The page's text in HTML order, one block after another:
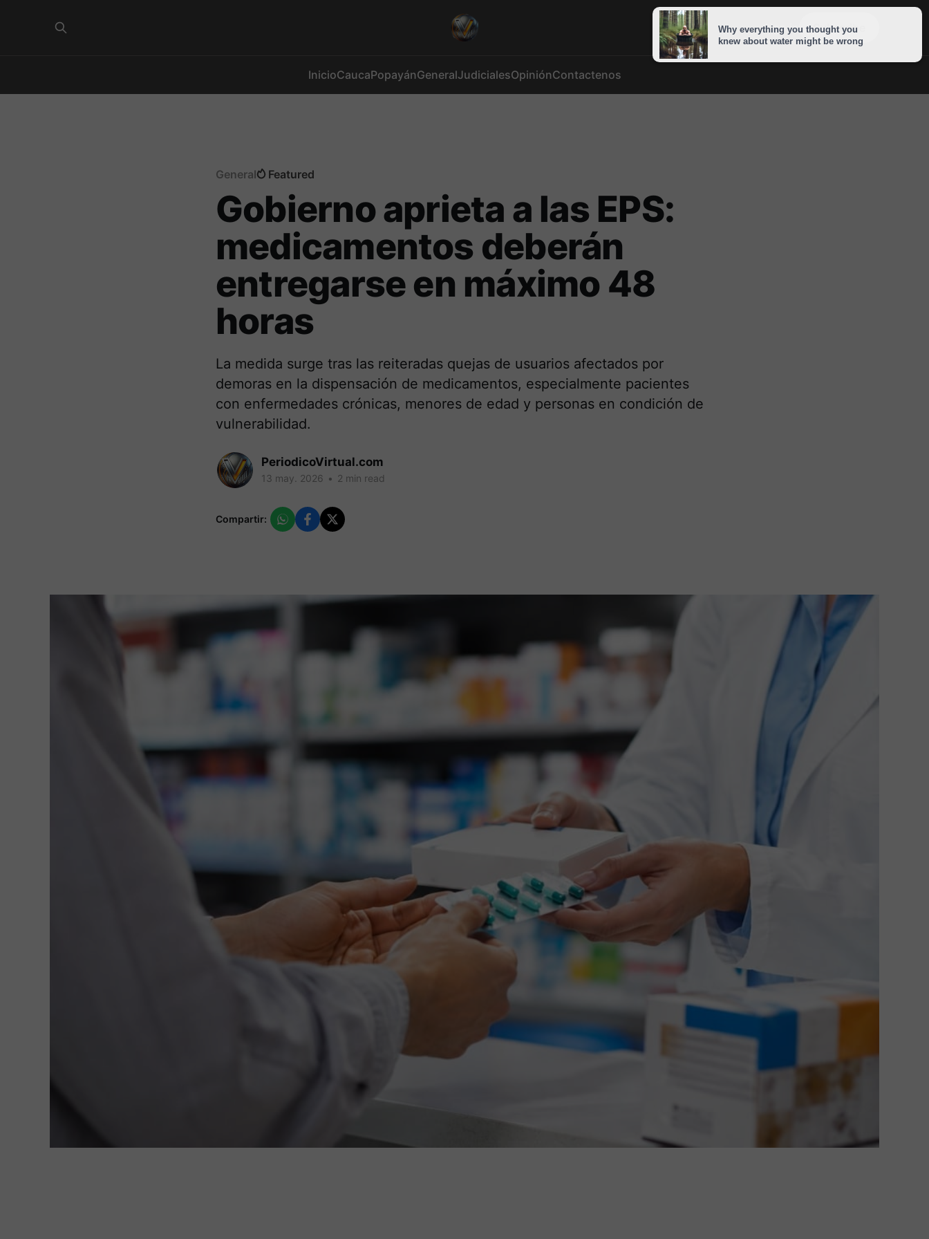
InicioCaucaPopayánGeneralJudicialesOpiniónContactenos
Sign in Subscribe
General Featured
Gobierno aprieta a las EPS:
medicamentos deberán
entregarse en máximo 48
horas
La medida surge tras las reiteradas quejas de usuarios afectados por
demoras en la dispensación de medicamentos, especialmente pacientes
con enfermedades crónicas, menores de edad y personas en condición de
vulnerabilidad.
PeriodicoVirtual.com
13 may. 2026 • 2 min read
Compartir: